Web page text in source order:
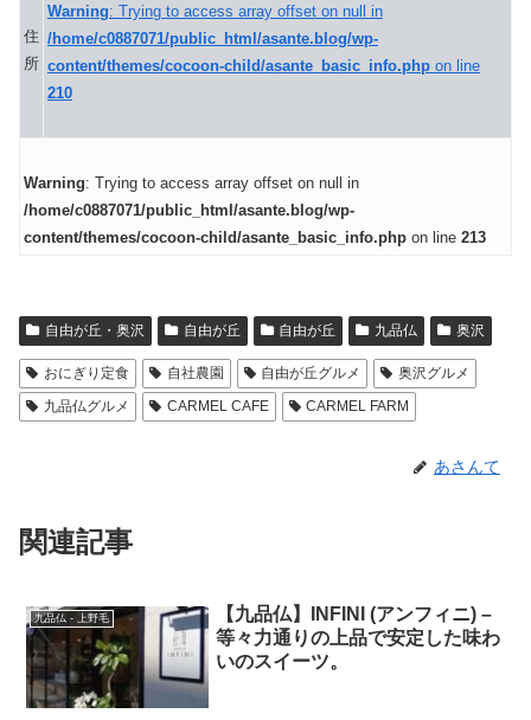
住
所
Warning: Trying to access array offset on null in
/home/c0887071/public_html/asante.blog/wp-
content/themes/cocoon-child/asante_basic_info.php on line
210
Warning: Trying to access array offset on null in
/home/c0887071/public_html/asante.blog/wp-
content/themes/cocoon-child/asante_basic_info.php on line 213
自由が丘・奥沢 自由が丘 自由が丘 九品仏 奥沢
おにぎり定食 自社農園 自由が丘グルメ
奥沢グルメ
九品仏グルメ
CARMEL CAFE CARMEL FARM
あさんて
関連記事
九品仏 - 上野毛
【九品仏】INFINI (アンフィニ) –
等々力通りの上品で安定した味わ
いのスイーツ。